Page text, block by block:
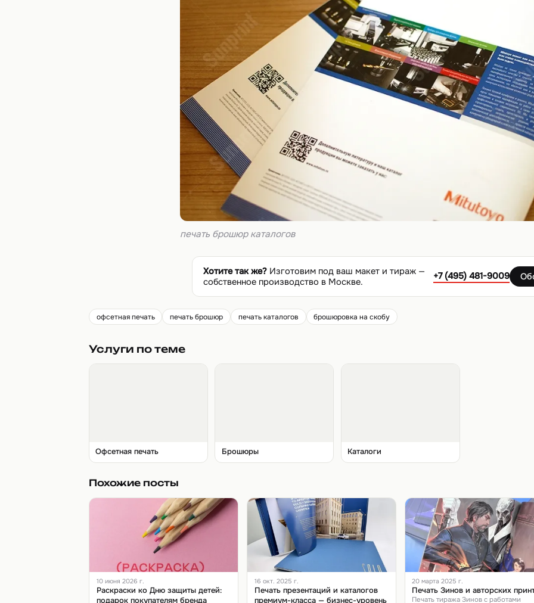
печать брошюр каталогов
Хотите так же?Изготовим под ваш макет и тираж —
собственное производство в Москве.
+7 (495) 481-9009
офсетная печать печать брошюр печать каталогов брошюровка на скобу
Услуги по теме
Офсетная печать Брошюры Каталоги
Похожие посты
10 июня 2026 г.
Раскраски ко Дню защиты детей:
подарок покупателям бренда
16 окт. 2025 г.
Печать презентаций и каталогов
премиум-класса — бизнес-уровень
20 марта 2025 г.
Печать Зинов и авторских
Печать тиража Зинов с работами